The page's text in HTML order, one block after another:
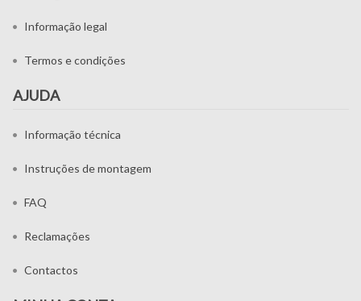
Informação legal
Termos e condições
AJUDA
Informação técnica
Instruções de montagem
FAQ
Reclamações
Contactos